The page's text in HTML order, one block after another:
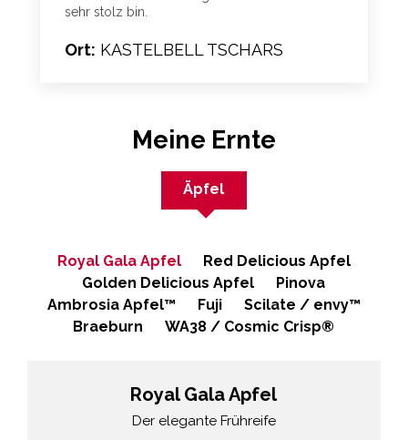
sehr stolz bin.
Ort: KASTELBELL TSCHARS
Meine Ernte
Royal Gala Apfel
Der elegante Frühreife
Royal Gala Apfel
Red Delicious Apfel
Golden Delicious Apfel
Pinova
Ambrosia Apfel™​
Fuji
Scilate / envy™
Braeburn
WA38 / Cosmic Crisp®
Äpfel